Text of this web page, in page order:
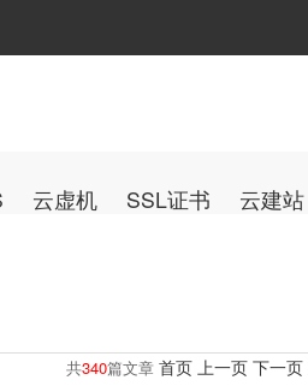
云虚机 SSL证书 云建站
共340篇文章 首页 上一页 下一页